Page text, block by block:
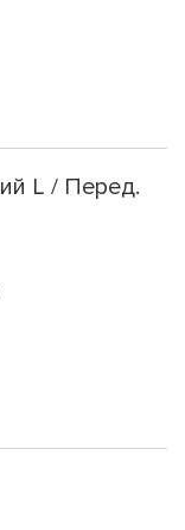
L / Перед.